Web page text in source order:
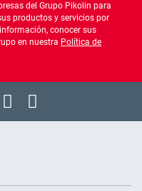
del Grupo Pikolin para
productos y servicios por
conocer sus
en nuestra Política de